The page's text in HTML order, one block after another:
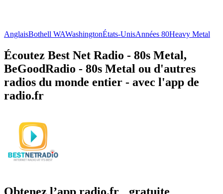
AnglaisBothell WAWashingtonÉtats-UnisAnnées 80Heavy Metal
Écoutez Best Net Radio - 80s Metal,
BeGoodRadio - 80s Metal ou d'autres
radios du monde entier - avec l'app de
radio.fr
Obtenez l’app radio.fr gratuite